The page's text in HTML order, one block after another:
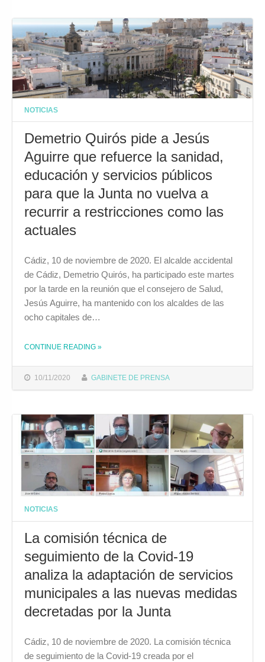
NOTICIAS
Demetrio Quirós pide a Jesús
Aguirre que refuerce la sanidad,
educación y servicios públicos
para que la Junta no vuelva a
recurrir a restricciones como las
actuales
10/11/2020 GABINETE DE PRENSA
Cádiz, 10 de noviembre de 2020. El alcalde accidental
de Cádiz, Demetrio Quirós, ha participado este martes
por la tarde en la reunión que el consejero de Salud,
Jesús Aguirre, ha mantenido con los alcaldes de las
ocho capitales de…
CONTINUE READING »
NOTICIAS
La comisión técnica de
seguimiento de la Covid-19
analiza la adaptación de servicios
municipales a las nuevas medidas
decretadas por la Junta
Cádiz, 10 de noviembre de 2020. La comisión técnica
de seguimiento de la Covid-19 creada por el